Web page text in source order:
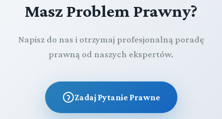
Masz Problem Prawny?
Napisz do nas i otrzymaj profesjonalną poradę
prawną od naszych ekspertów.
Zadaj Pytanie Prawne